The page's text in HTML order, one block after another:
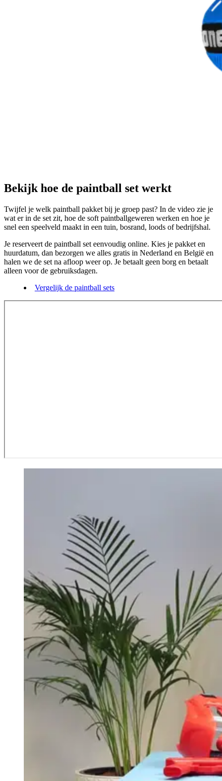
Bekijk hoe de paintball set werkt
Twijfel je welk paintball pakket bij je groep past? In de video zie je
wat er in de set zit, hoe de soft paintballgeweren werken en hoe je
snel een speelveld maakt in een tuin, bosrand, loods of bedrijfshal.
Je reserveert de paintball set eenvoudig online. Kies je pakket en
huurdatum, dan bezorgen we alles gratis in Nederland en België en
halen we de set na afloop weer op. Je betaalt geen borg en betaalt
alleen voor de gebruiksdagen.
Vergelijk de paintball sets